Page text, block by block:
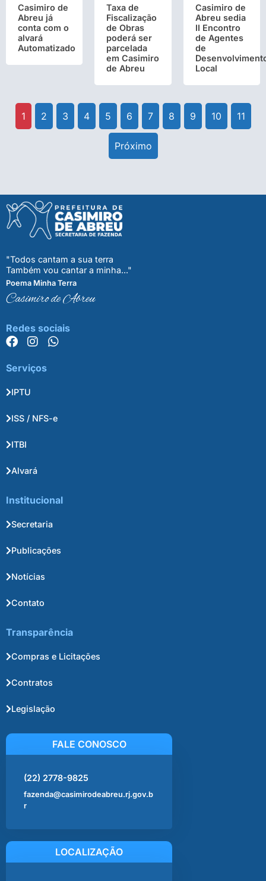
Casimiro de
Abreu já
conta com o
alvará
Automatizado
Taxa de
Fiscalização
de Obras
poderá ser
parcelada
em Casimiro
de Abreu
Casimiro de
Abreu sedia
II Encontro
de Agentes
de
Local
1 2 3 4 5 6 7 8 9 10 11
Próximo
"Todos cantam a sua terra
Também vou cantar a minha..."
Poema Minha Terra
Casimiro de Abreu
Redes sociais
Serviços
IPTU
ISS / NFS-e
ITBI
Alvará
Institucional
Secretaria
Publicações
Notícias
Contato
Transparência
Compras e Licitações
Contratos
Legislação
FALE CONOSCO
(22) 2778-9825
fazenda@casimirodeabreu.rj.gov.b
r
LOCALIZAÇÃO